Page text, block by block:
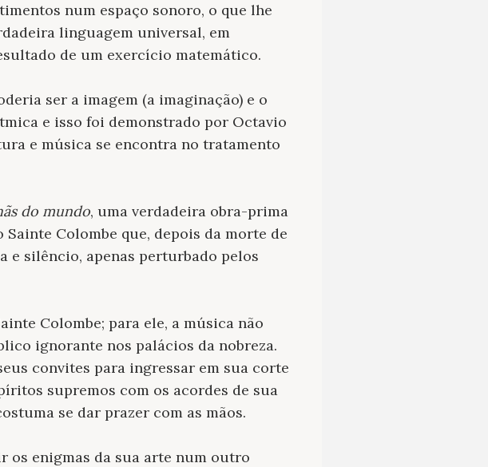
num espaço sonoro, o que lhe
linguagem universal, em
de um exercício matemático.
ser a imagem (a imaginação) e o
e isso foi demonstrado por Octavio
e música se encontra no tratamento
do mundo, uma verdadeira obra-prima
Colombe que, depois da morte de
e silêncio, apenas perturbado pelos
Colombe; para ele, a música não
ignorante nos palácios da nobreza.
convites para ingressar em sua corte
supremos com os acordes de sua
se dar prazer com as mãos.
os enigmas da sua arte num outro